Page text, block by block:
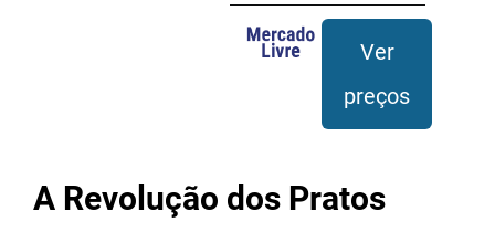
Ver
preços
A Revolução dos Pratos